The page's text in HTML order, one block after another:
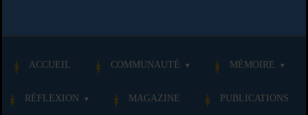
ACCUEIL COMMUNAUTÉ MÉMOIRE
RÉFLEXION MAGAZINE PUBLICATIONS